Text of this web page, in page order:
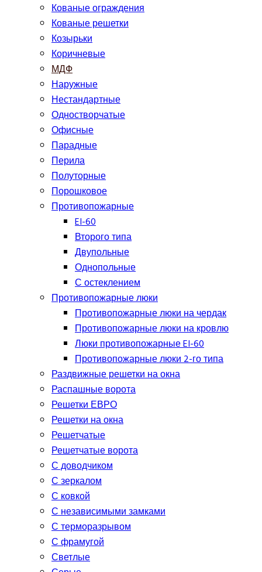
Кованые ограждения
Кованые решетки
Козырьки
Коричневые
МДФ
Наружные
Нестандартные
Одностворчатые
Офисные
Парадные
Перила
Полуторные
Порошковое
Противопожарные
EI-60
Второго типа
Двупольные
Однопольные
С остеклением
Противопожарные люки
Противопожарные люки на чердак
Противопожарные люки на кровлю
Люки противопожарные EI-60
Противопожарные люки 2-го типа
Раздвижные решетки на окна
Распашные ворота
Решетки ЕВРО
Решетки на окна
Решетчатые
Решетчатые ворота
С доводчиком
С зеркалом
С ковкой
С независимыми замками
С терморазрывом
С фрамугой
Светлые